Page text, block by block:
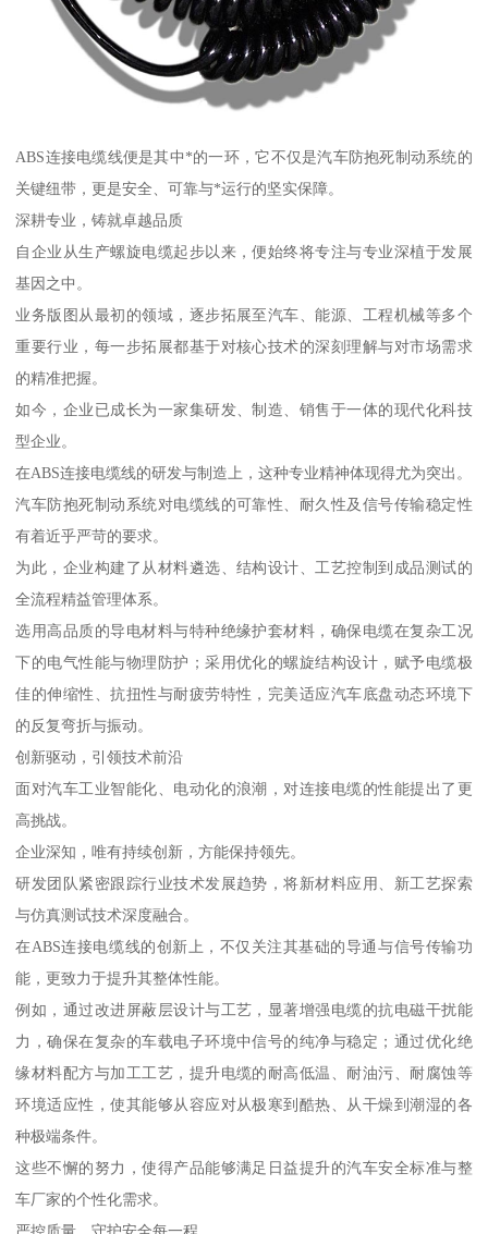
ABS连接电缆线便是其中*的一环，它不仅是汽车防抱死制动系统的
关键纽带，更是安全、可靠与*运行的坚实保障。
深耕专业，铸就卓越品质
自企业从生产螺旋电缆起步以来，便始终将专注与专业深植于发展
基因之中。
业务版图从最初的领域，逐步拓展至汽车、能源、工程机械等多个
重要行业，每一步拓展都基于对核心技术的深刻理解与对市场需求
的精准把握。
如今，企业已成长为一家集研发、制造、销售于一体的现代化科技
型企业。
在ABS连接电缆线的研发与制造上，这种专业精神体现得尤为突出。
汽车防抱死制动系统对电缆线的可靠性、耐久性及信号传输稳定性
有着近乎严苛的要求。
为此，企业构建了从材料遴选、结构设计、工艺控制到成品测试的
全流程精益管理体系。
选用高品质的导电材料与特种绝缘护套材料，确保电缆在复杂工况
下的电气性能与物理防护；采用优化的螺旋结构设计，赋予电缆极
佳的伸缩性、抗扭性与耐疲劳特性，完美适应汽车底盘动态环境下
的反复弯折与振动。
创新驱动，引领技术前沿
面对汽车工业智能化、电动化的浪潮，对连接电缆的性能提出了更
高挑战。
企业深知，唯有持续创新，方能保持领先。
研发团队紧密跟踪行业技术发展趋势，将新材料应用、新工艺探索
与仿真测试技术深度融合。
在ABS连接电缆线的创新上，不仅关注其基础的导通与信号传输功
能，更致力于提升其整体性能。
例如，通过改进屏蔽层设计与工艺，显著增强电缆的抗电磁干扰能
力，确保在复杂的车载电子环境中信号的纯净与稳定；通过优化绝
缘材料配方与加工工艺，提升电缆的耐高低温、耐油污、耐腐蚀等
环境适应性，使其能够从容应对从极寒到酷热、从干燥到潮湿的各
种极端条件。
这些不懈的努力，使得产品能够满足日益提升的汽车安全标准与整
车厂家的个性化需求。
严控质量，守护安全每一程